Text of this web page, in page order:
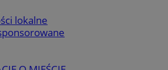
lokalne